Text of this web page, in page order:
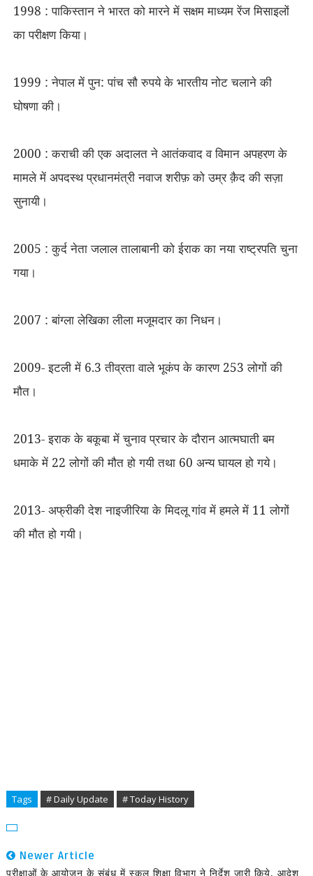
1998 : पाकिस्तान ने भारत को मारने में सक्षम माध्यम रेंज मिसाइलों
का परीक्षण किया।
1999 : नेपाल में पुन: पांच सौ रुपये के भारतीय नोट चलाने की
घोषणा की।
2000 : कराची की एक अदालत ने आतंकवाद व विमान अपहरण के
मामले में अपदस्थ प्रधानमंत्री नवाज शरीफ़ को उम्र क़ैद की सज़ा
सुनायी।
2005 : कुर्द नेता जलाल तालाबानी को ईराक का नया राष्ट्रपति चुना
गया।
2007 : बांग्ला लेखिका लीला मजूमदार का निधन।
2009- इटली में 6.3 तीव्रता वाले भूकंप के कारण 253 लोगों की
मौत।
2013- इराक के बकूबा में चुनाव प्रचार के दौरान आत्मघाती बम
धमाके में 22 लोगों की मौत हो गयी तथा 60 अन्य घायल हो गये।
2013- अफ्रीकी देश नाइजीरिया के मिदलू गांव में हमले में 11 लोगों
की मौत हो गयी।
Tags # Daily Update # Today History
Newer Article
परीक्षाओं के आयोजन के संबंध में स्कूल शिक्षा विभाग ने निर्देश जारी किये, आदेश